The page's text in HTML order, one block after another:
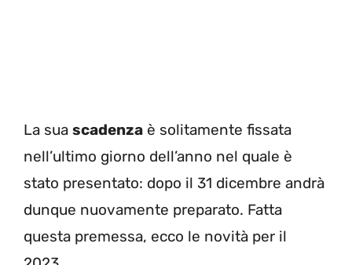
La sua scadenza è solitamente fissata
nell’ultimo giorno dell’anno nel quale è
stato presentato: dopo il 31 dicembre andrà
dunque nuovamente preparato. Fatta
questa premessa, ecco le novità per il